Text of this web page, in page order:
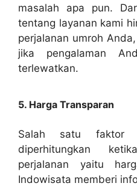
masalah apa pun.
tentang layanan kami
perjalanan umroh
jika pengalaman
terlewatkan.
5. Harga Transparan
Salah satu faktor
diperhitungkan
perjalanan yaitu
Indowisata memberi